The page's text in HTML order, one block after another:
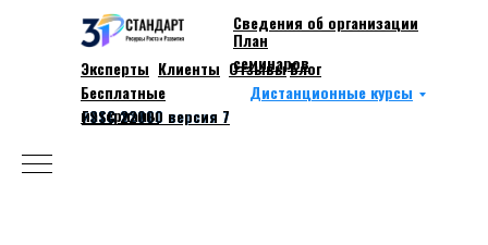
Сведения об организации
Бесплатные
материалы
Эксперты Клиенты ОтзывыБлог
Дистанционные курсы
FSSC 22000 версия 7
FSSC 22000 версия 7
План
семинаров